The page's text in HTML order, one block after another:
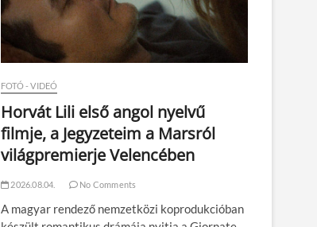
FOTÓ - VIDEÓ
Horvát Lili első angol nyelvű
filmje, a Jegyzeteim a Marsról
világpremierje Velencében
2026.08.04. No Comments
A magyar rendező nemzetközi koprodukcióban